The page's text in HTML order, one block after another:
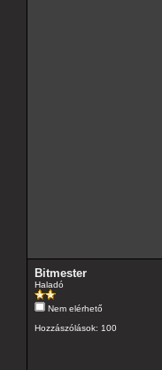
Bitmester
Haladó
Nem elérhető
Hozzászólások: 100